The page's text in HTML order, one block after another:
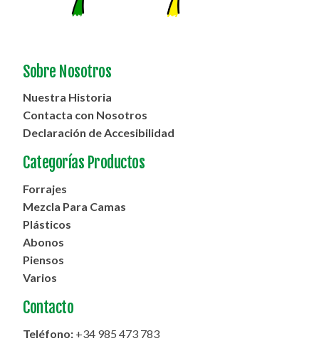
Sobre Nosotros
Nuestra Historia
Contacta con Nosotros
Declaración de Accesibilidad
Categorías Productos
Forrajes
Mezcla Para Camas
Plásticos
Abonos
Piensos
Varios
Contacto
Teléfono: +34 985 473 783